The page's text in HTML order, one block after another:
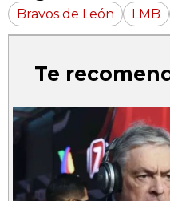
Bravos de León LMB
Te